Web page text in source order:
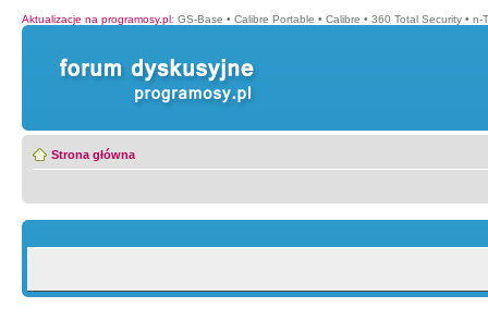
Aktualizacje na programosy.pl: GS-Base • Calibre Portable • Calibre • 360 Total Security • n-
Strona główna